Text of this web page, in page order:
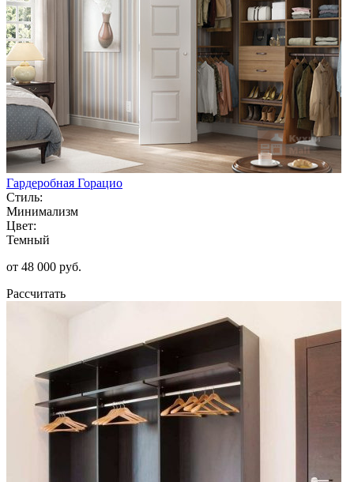
Гардеробная Горацио
Стиль:
Минимализм
Цвет:
Темный
от 48 000 руб.
Рассчитать